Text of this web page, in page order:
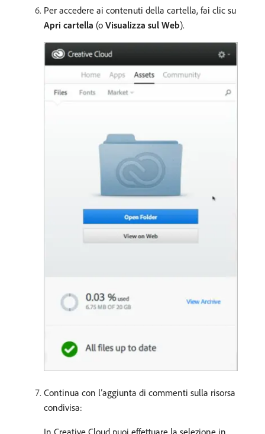
Per accedere ai contenuti della cartella, fai clic su
Apri cartella (o Visualizza sul Web).
Continua con l’aggiunta di commenti sulla risorsa
condivisa: